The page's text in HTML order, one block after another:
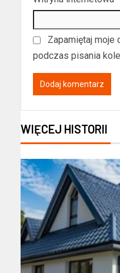
Zapamiętaj moje
podczas pisania
WIĘCEJ HISTORII